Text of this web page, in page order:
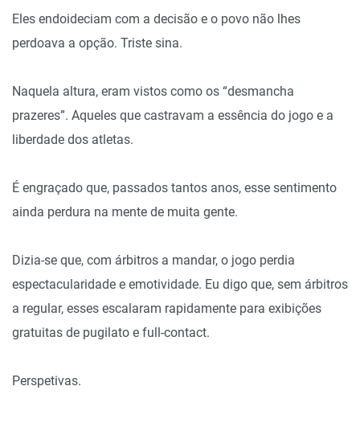
Eles endoideciam com a decisão e o povo não lhes
perdoava a opção. Triste sina.
Naquela altura, eram vistos como os “desmancha
prazeres”. Aqueles que castravam a essência do jogo e a
liberdade dos atletas.
É engraçado que, passados tantos anos, esse sentimento
ainda perdura na mente de muita gente.
Dizia-se que, com árbitros a mandar, o jogo perdia
espectacularidade e emotividade. Eu digo que, sem árbitros
a regular, esses escalaram rapidamente para exibições
gratuitas de pugilato e full-contact.
Perspetivas.